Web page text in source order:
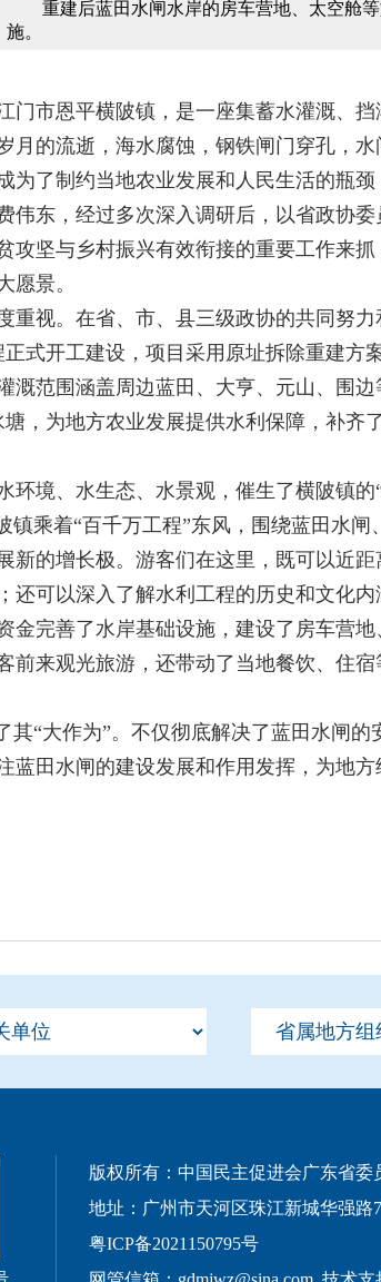
重建后蓝田水闸水岸的房车营地、太空舱等
施。
市恩平横陂镇，是一座集蓄水灌溉、挡
的流逝，海水腐蚀，钢铁闸门穿孔，
了制约当地农业发展和人民生活的瓶颈
东，经过多次深入调研后，以省政协委
攻坚与乡村振兴有效衔接的重要工作来
愿景。
视。在省、市、县三级政协的共同努力
式开工建设，项目采用原址拆除重建方
溉范围涵盖周边蓝田、大亨、元山、围
，为地方农业发展提供水利保障，补
、水生态、水景观，催生了横陂镇的
镇乘着“百千万工程”东风，围绕蓝田水
新的增长极。游客们在这里，既可以近
可以深入了解水利工程的历史和文化内
善了水岸基础设施，建设了房车营地
前来观光旅游，还带动了当地餐饮、住
“大作为”。不仅彻底解决了蓝田水闸的
田水闸的建设发展和作用发挥，为地方
版权所有：中国民主促进会广东省委
地址：广州市天河区珠江新城华强路
粤ICP备2021150795号